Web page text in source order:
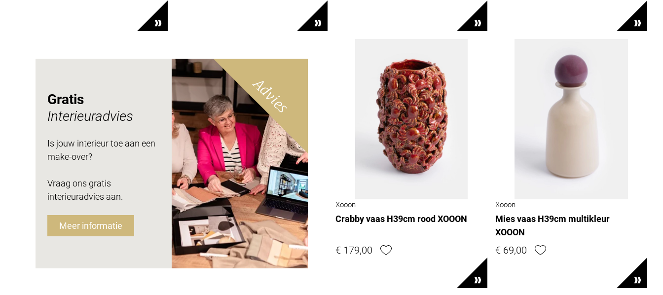
Gratis
Interieuradvies
Is jouw interieur toe aan een
make-over?
Vraag ons gratis
interieuradvies aan.
Meer informatie
Advies
Xooon
Crabby vaas H39cm rood XOOON
€ 179,00
Xooon
Mies vaas H39cm multikleur
XOOON
€ 69,00